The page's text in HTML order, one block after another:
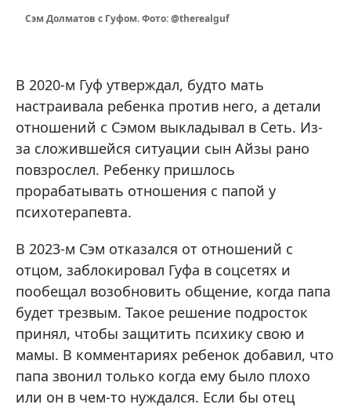
Сэм Долматов с Гуфом. Фото: @therealguf
В 2020-м Гуф утверждал, будто мать
настраивала ребенка против него, а детали
отношений с Сэмом выкладывал в Сеть. Из-
за сложившейся ситуации сын Айзы рано
повзрослел. Ребенку пришлось
прорабатывать отношения с папой у
психотерапевта.
В 2023-м Сэм отказался от отношений с
отцом, заблокировал Гуфа в соцсетях и
пообещал возобновить общение, когда папа
будет трезвым. Такое решение подросток
принял, чтобы защитить психику свою и
мамы. В комментариях ребенок добавил, что
папа звонил только когда ему было плохо
или он в чем-то нуждался. Если бы отец